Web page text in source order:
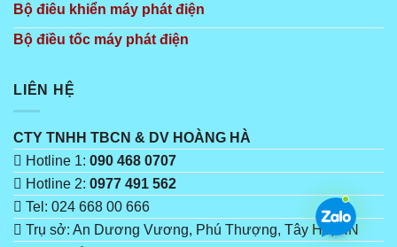
Bộ điêu khiển máy phát điện
Bộ điều tốc máy phát điện
LIÊN HỆ
CTY TNHH TBCN & DV HOÀNG HÀ
Hotline 1: 090 468 0707
Hotline 2: 0977 491 562
Tel: 024 668 00 666
Trụ sở: An Dương Vương, Phú Thượng, Tây Hồ, HN